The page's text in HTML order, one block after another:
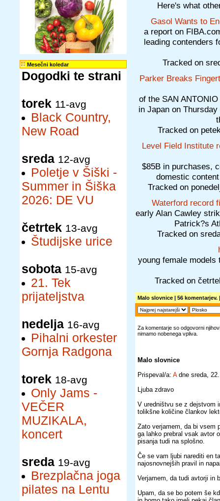
Mesečni koledar
Dogodki te strani
torek 11-avg
Black Country,
New Road
sreda 12-avg
Poletje v Šiški -
Summer in Šiška
2026: DE VU
četrtek 13-avg
Študijske urice
sobota 15-avg
21. Tek
prijateljstva
nedelja 16-avg
Pihalni orkester
Gornja Radgona
torek 18-avg
Only Jams -
VEČER
MUZIKALA,
koncert
sreda 19-avg
Brezplačna joga
pilates na Lentu
Here's what
Gasol Wants to
a report on
leading contenders
Tracked on
Parker Breaks
of the SAN
in Japan on
Tracked on
Level Field Institute
$85B in purchases,
domestic
Tracked on
Waterford record
early Alan Cawley
Patrick?s
Tracked on
young female
Tracked on
Malo slovnice | 56 komentarjev.
Za komentarje so odgovorni
nimamo nobenega vpliva.
Malo slovnice
Prispeval/a: Adne sreda,
Ljuba zdravo
V uredništvu se z dejstvom
tolikšne količine člankov
Zato verjamem, da bi vsem
ga lahko prebral vsak avtor
pisanja tudi na splošno.
Če se vam ljubi narediti en
najosnovnejših pravil in
Verjamem, da tudi avtorji in
Upam, da se bo potem še